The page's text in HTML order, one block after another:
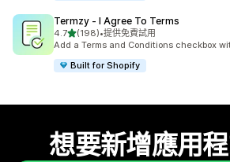
Termzy ‑ I Agree To Terms
4.7滿分 5 顆星
(198)
共有 198 則評價
•提供免費試用
Add a Terms and Conditions checkbox
Built for Shopify
想要新增應用